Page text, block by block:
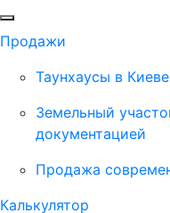
Продажи
Таунхаусы в Киеве
Земельный
документацией
Продажа
Калькулятор